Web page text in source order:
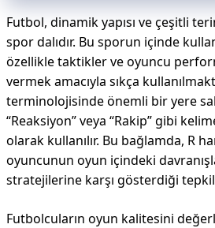
Futbol, dinamik yapısı ve çeşitli
spor dalıdır. Bu sporun içinde
özellikle taktikler ve oyuncu
vermek amacıyla sıkça
terminolojisinde önemli bir yere
“Reaksiyon” veya “Rakip” gibi
olarak kullanılır. Bu bağlamda, R
oyuncunun oyun içindeki
stratejilerine karşı gösterdiği
Futbolcuların oyun kalitesini